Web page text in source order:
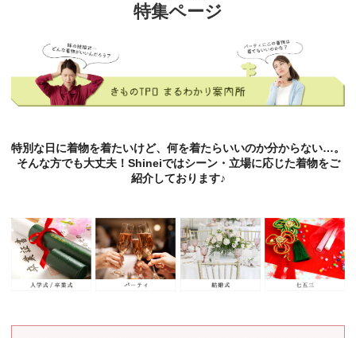
特集ページ
特別な日に着物を着たいけど、何を着たらいいのか分からない…。
そんな方でも大丈夫！Shineiではシーン・立場に応じた着物をご
紹介しております♪